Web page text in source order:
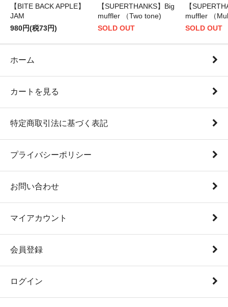
【BITE BACK APPLE】
JAM
980円(税73円)
【SUPERTHANKS】Big
muffler （Two tone)
SOLD OUT
【
muffler （
SOLD OUT
ホーム
カートを見る
特定商取引法に基づく表記
プライバシーポリシー
お問い合わせ
マイアカウント
会員登録
ログイン